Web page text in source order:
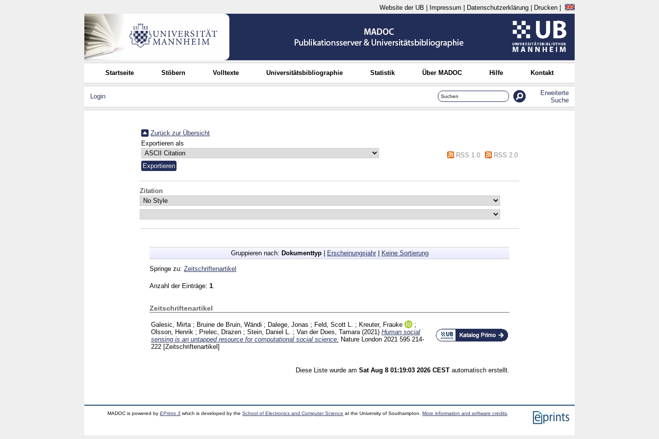
Website der UB Impressum Datenschutzerklärung Drucken
Startseite Stöbern Volltexte Universitätsbibliographie Statistik Über MADOC Hilfe Kontakt
Login
Erweiterte
Suche
Zurück zur Übersicht
Exportieren als
RSS 1.0
RSS 2.0
Zitation
Gruppieren nach: Dokumenttyp| Erscheinungsjahr| Keine Sortierung
Springe zu: Zeitschriftenartikel
Anzahl der Einträge: 1
Zeitschriftenartikel
Galesic, Mirta ; Bruine de Bruin, Wändi ; Dalege, Jonas ; Feld, Scott L. ; Kreuter, Frauke
;
Olsson, Henrik ; Prelec, Drazen ; Stein, Daniel L. ; Van der Does, Tamara (2021) Human social
sensing is an untapped resource for computational social science.
Nature London 2021 595 214-
222 [Zeitschriftenartikel]
Diese Liste wurde am Sat Aug 8 01:19:03 2026 CEST automatisch erstellt.
MADOC is powered byEPrints 3 which is developed by theSchool of Electronics and Computer Science at the University of Southampton.More information and software credits